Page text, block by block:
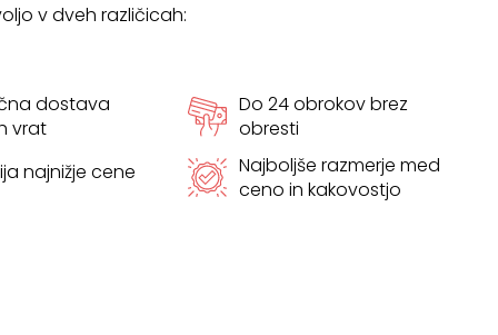
v dveh različicah:
dostava
vrat
Do 24 obrokov brez
obresti
najnižje cene
Najboljše razmerje med
ceno in kakovostjo